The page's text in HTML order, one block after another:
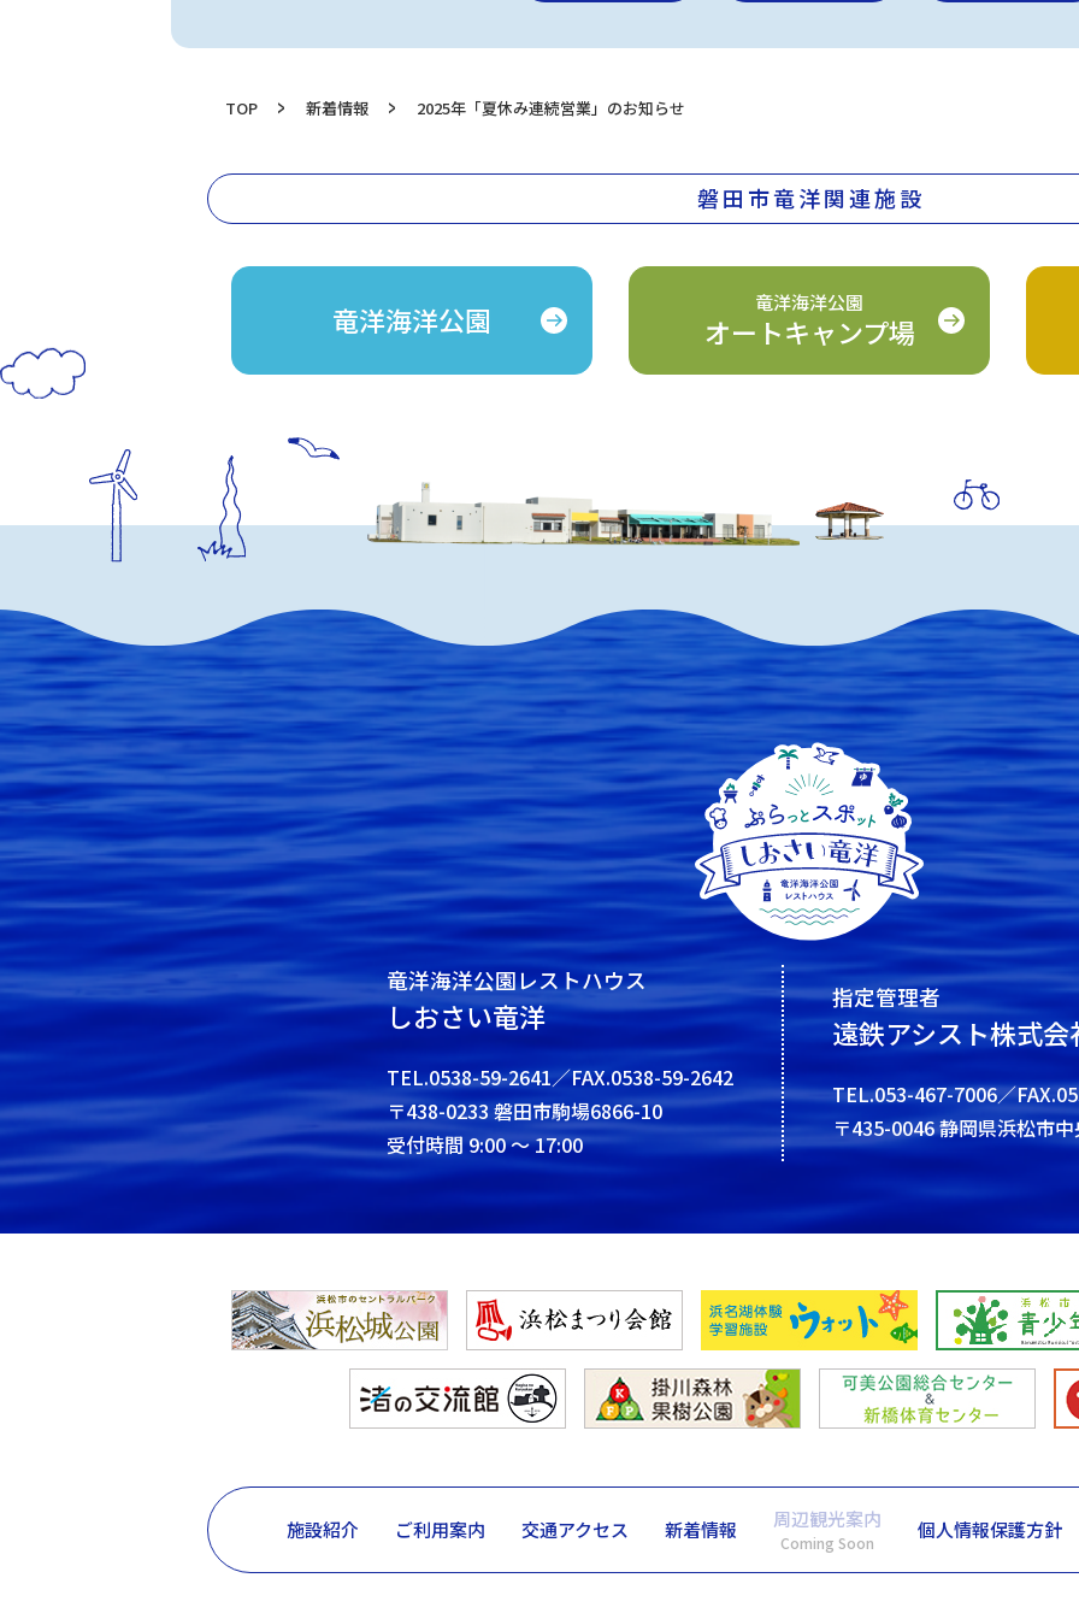
TOP 新着情報 2025年「夏休み連続営業」のお知らせ
磐田市竜洋関連施設
竜洋海洋公園 竜洋海洋公園
オートキャンプ場
竜洋海洋公園レストハウス
しおさい竜洋
TEL.0538-59-2641／FAX.0538-59-2642
〒438-0233 磐田市駒場6866-10
受付時間 9:00 ～ 17:00
指定管理者
遠鉄アシスト株式会
TEL.053-467-7006／
〒435-0046 静岡県浜松市
施設紹介 ご利用案内 交通アクセス 新着情報 周辺観光案内 個人情報保護方針